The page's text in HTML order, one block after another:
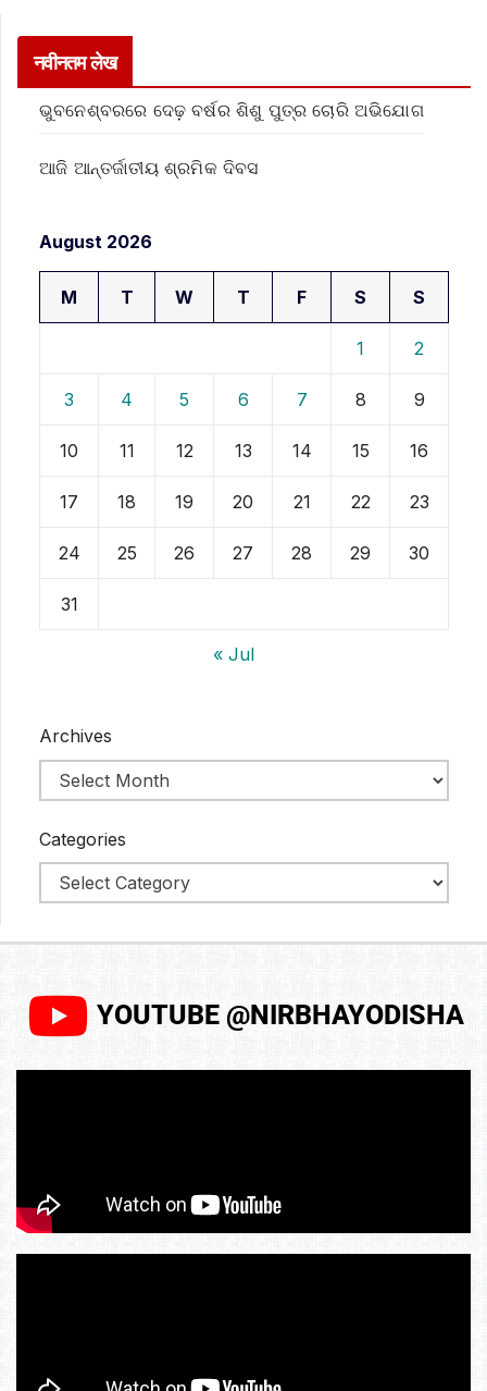
नवीनतम लेख
ଭୁବନେଶ୍ବରରେ ଦେଢ଼ ବର୍ଷର ଶିଶୁ ପୁତ୍ର ଚୋରି ଅଭିଯୋଗ
ଆଜି ଆନ୍ତର୍ଜାତୀୟ ଶ୍ରମିକ ଦିବସ
August 2026
M T W T F S S
1 2
3 4 5 6 7 8 9
10 11 12 13 14 15 16
17 18 19 20 21 22 23
24 25 26 27 28 29 30
31
« Jul
Archives
Categories
YOUTUBE @NIRBHAYODISHA